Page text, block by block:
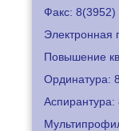
Факс: 8(3952)
Электронная
Повышение
Ординатура: 8
Аспирантура: